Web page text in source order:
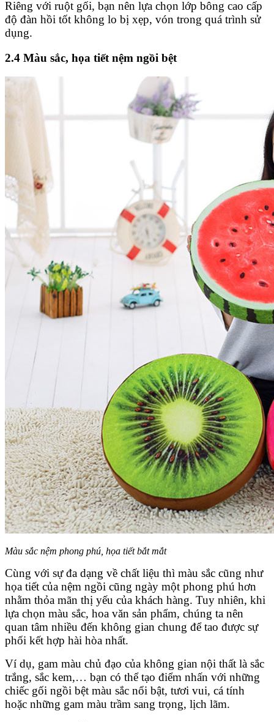
Riêng với ruột gối, bạn nên lựa chọn lớp bông cao cấp
độ đàn hồi tốt không lo bị xẹp, vón trong quá trình sử
dụng.
2.4 Màu sắc, họa tiết nệm ngồi bệt
Màu sắc nệm phong phú, họa tiết bắt mắt
Cùng với sự đa dạng về chất liệu thì màu sắc cũng như
họa tiết của nệm ngồi cũng ngày một phong phú hơn
nhằm thỏa mãn thị yếu của khách hàng. Tuy nhiên, khi
lựa chọn màu sắc, hoa văn sản phẩm, chúng ta nên
quan tâm nhiều đến không gian chung để tao được sự
phối kết hợp hài hòa nhất.
Ví dụ, gam màu chủ đạo của không gian nội thất là sắc
trắng, sắc kem,… bạn có thể tạo điểm nhấn với những
chiếc gối ngồi bệt màu sắc nổi bật, tươi vui, cá tính
hoặc những gam màu trầm sang trọng, lịch lãm.